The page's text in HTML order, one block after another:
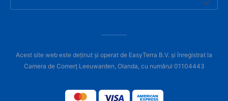
Acest site web este deținut și operat de EasyTerra B.V. și înregistrat la
Camera de Comerț Leeuwarden, Olanda, cu numărul 01104443